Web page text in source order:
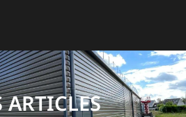
ARTICLES